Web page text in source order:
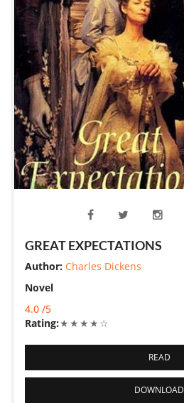
GREAT EXPECTATIONS
Author: Charles Dickens
Novel
4.0 /5
Rating:
☆
★
★
★
★
READ
DOWNLOAD